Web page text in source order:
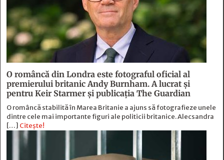
O româncă din Londra este fotograful oficial al
premierului britanic Andy Burnham. A lucrat și
pentru Keir Starmer și publicația The Guardian
O româncă stabilită în Marea Britanie a ajuns să fotografieze unele
dintre cele mai importante figuri ale politicii britanice. Alecsandra
[…] Citește!